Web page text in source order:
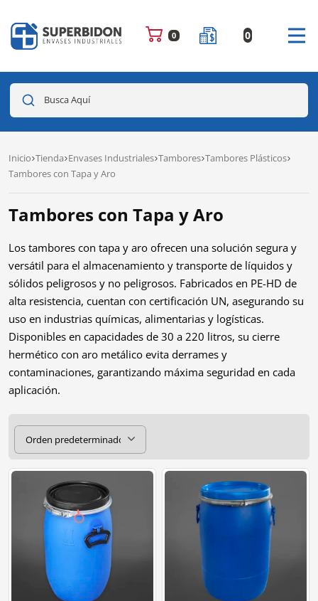
0 0
Busca Aquí
Inicio Tienda Envases Industriales Tambores Tambores Plásticos
Tambores con Tapa y Aro
Tambores con Tapa y Aro
Los tambores con tapa y aro ofrecen una solución segura y
versátil para el almacenamiento y transporte de líquidos y
sólidos peligrosos y no peligrosos. Fabricados en PE-HD de
alta resistencia, cuentan con certificación UN, asegurando su
uso en industrias químicas, alimentarias y logísticas.
Disponibles en capacidades de 30 a 220 litros, su cierre
hermético con aro metálico evita derrames y
contaminaciones, garantizando máxima seguridad en cada
aplicación.